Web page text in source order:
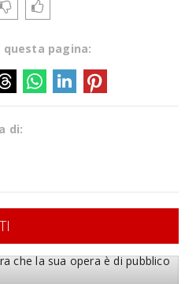
questa pagina:
di: